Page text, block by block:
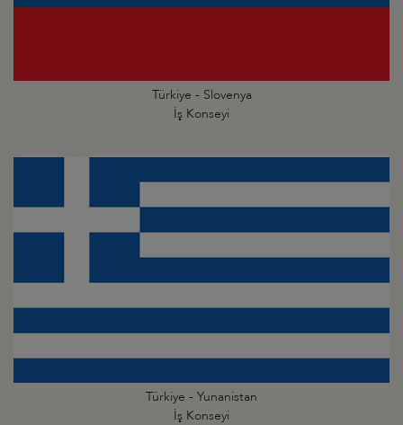
Türkiye - Slovenya
İş Konseyi
Türkiye - Yunanistan
İş Konseyi